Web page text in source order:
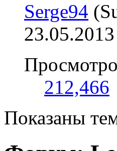
Serge94
23.05.2013
212,466
Показаны